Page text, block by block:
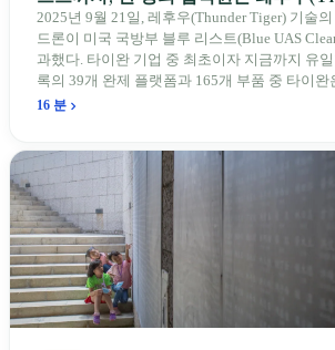
에게
2025년 9월 21일, 레후우(Thunder Tiger) 기술
드론이 미국 국방부 블루 리스트(Blue UAS
과했다. 타이완 기업 중 최초이자 지금까지 유
록의 39개 완제 플랫폼과 165개 부품 중 타이완
과하다. 2026년 4월, 미국 양당 소속 상원의원 4
를 드러낸다: 타이완의 진입이 너무 느려 미국
장벽을 낮춰야 한다는 점이다. 타이완에서 46년
비행기를 만들어 온 한 회사가 오하이오주에 두
계획을 세우고 있다.
16 분